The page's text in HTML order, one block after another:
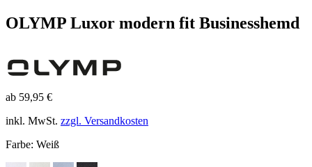
OLYMP Luxor modern fit Businesshemd
ab 59,95 €
inkl. MwSt. zzgl. Versandkosten
Farbe: Weiß